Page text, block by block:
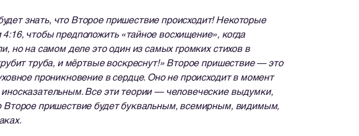
знать, что Второе пришествие происходит! Некоторые
чтобы предположить «тайное восхищение», когда
но на самом деле это один из самых громких стихов в
труба, и мёртвые воскреснут!» Второе пришествие — это
проникновение в сердце. Оно не происходит в момент
Все эти теории — человеческие выдумки,
Второе пришествие будет буквальным, всемирным, видимым,